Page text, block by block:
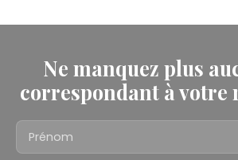
Ne manquez plus
correspondant à votre
Prénom